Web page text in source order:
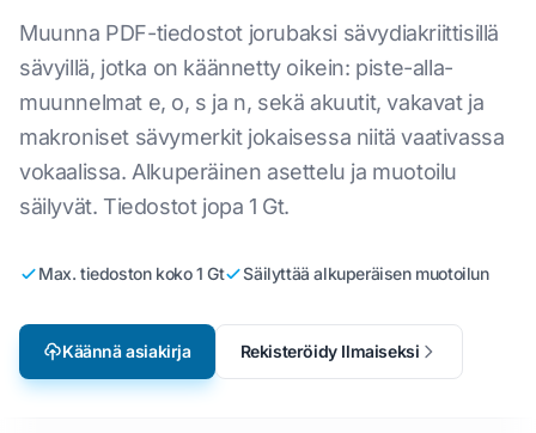
Muunna PDF-tiedostot jorubaksi sävydiakriittisillä
sävyillä, jotka on käännetty oikein: piste-alla-
muunnelmat e, o, s ja n, sekä akuutit, vakavat ja
makroniset sävymerkit jokaisessa niitä vaativassa
vokaalissa. Alkuperäinen asettelu ja muotoilu
säilyvät. Tiedostot jopa 1 Gt.
Max. tiedoston koko 1 Gt Säilyttää alkuperäisen muotoilun
Käännä asiakirja Rekisteröidy Ilmaiseksi